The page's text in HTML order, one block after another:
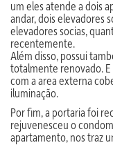
um eles atende a dois
andar, dois elevadores
elevadores socias,
recentemente.
Além disso, possui
totalmente renovado.
com a area externa
iluminação.
Por fim, a portaria foi
rejuvenesceu o
apartamento, nos traz